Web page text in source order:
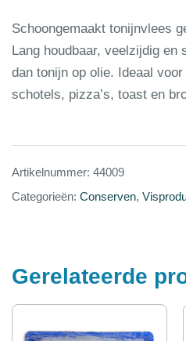
Schoongemaakt tonijnvlees
Lang houdbaar, veelzijdig
dan tonijn op olie. Ideaal
schotels, pizza’s, toast en
Artikelnummer: 44009
Categorieën: Conserven,
Gerelateerde